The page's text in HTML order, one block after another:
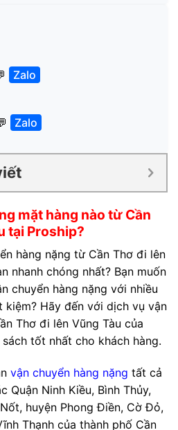
Zalo
Zalo
mặt hàng nào từ Cần
tại Proship?
hàng nặng từ Cần Thơ đi lên
nhanh chóng nhất? Bạn muốn
chuyển hàng nặng với nhiều
Hãy đến với dịch vụ vận
Thơ đi lên Vũng Tàu của
tốt nhất cho khách hàng.
vận chuyển hàng nặng tất cả
Quận Ninh Kiều, Bình Thủy,
huyện Phong Điền, Cờ Đỏ,
Thạnh của thành phố Cần